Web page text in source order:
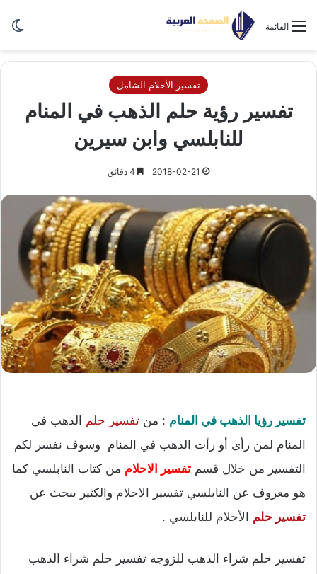
القائمة
تفسير الأحلام الشامل
تفسير رؤية حلم الذهب في المنام
للنابلسي وابن سيرين
2018-02-21
تفسير رؤيا الذهب في المنام : من تفسير حلم الذهب في
المنام لمن رأى أو رأت الذهب في المنام وسوف نفسر لكم
التفسير من خلال قسم تفسير الاحلام من كتاب النابلسي كما
هو معروف عن النابلسي تفسير الاحلام والكثير يبحث عن
تفسير حلم الأحلام للنابلسي .
تفسير حلم شراء الذهب للزوجه تفسير حلم شراء الذهب